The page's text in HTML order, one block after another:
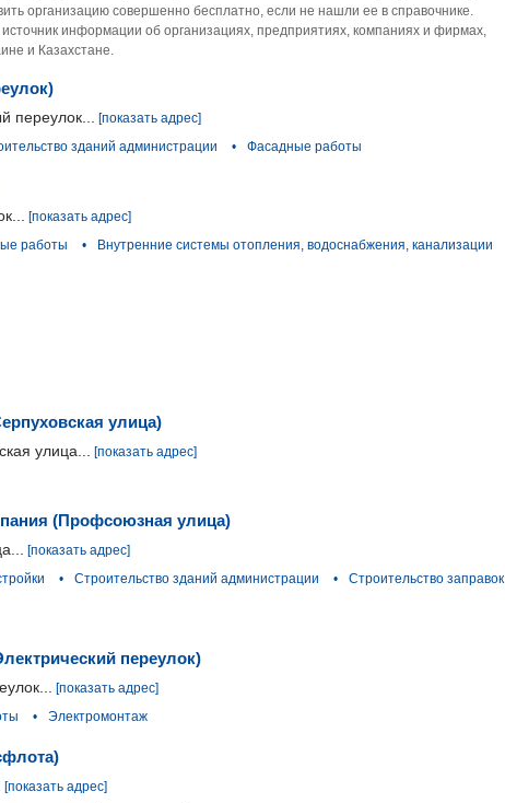
организацию совершенно бесплатно, если не нашли ее в справочнике.
информации об организациях, предприятиях, компаниях и фирмах,
и Казахстане.
переулок...
[показать адрес]
зданий администрации • Фасадные работы
[показать адрес]
работы •
Внутренние системы отопления, водоснабжения, канализации
улица)
улица... [показать адрес]
(Профсоюзная улица)
[показать адрес]
• Строительство зданий администрации •
Строительство заправок
переулок)
[показать адрес]
• Электромонтаж
[показать адрес]